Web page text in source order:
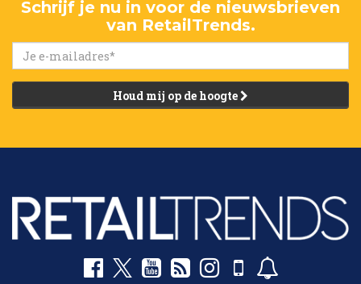
Schrijf je nu in voor de nieuwsbrieven
van RetailTrends.
Houd mij op de hoogte